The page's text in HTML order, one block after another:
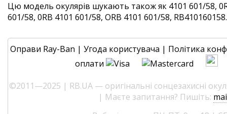
Цю модель окулярів шукають також як 4101 601/58,
601/58, 0RB 4101 601/58, ORB 4101 601/58,
Оправи Ray-Ban | Угода користувача | Політика
оплати
©2011—2025 | RB.UA — оригінальні сонцезахисні
| Маєте запитання? Пишіть: